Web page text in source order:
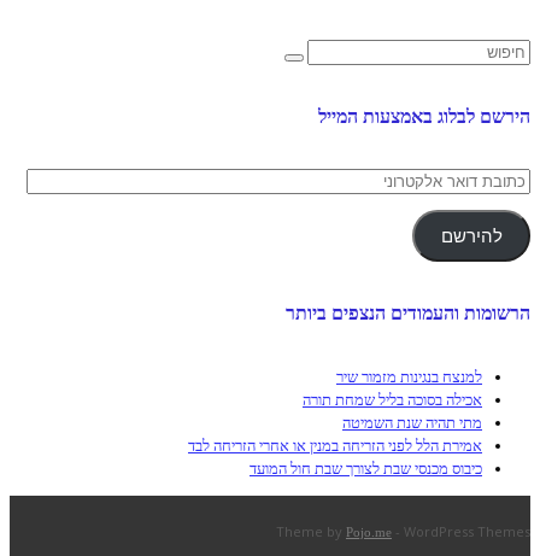
הירשם לבלוג באמצעות המייל
כתובת
אלקטרוני
להירשם
הרשומות והעמודים הנצפים ביותר
למנצח בנגינות מזמור שיר
אכילה בסוכה בליל שמחת תורה
מתי תהיה שנת השמיטה
אמירת הלל לפני הזריחה במנין או אחרי הזריחה לבד
כיבוס מכנסי שבת לצורך שבת חול המועד
Theme by Pojo.me - WordPress Themes